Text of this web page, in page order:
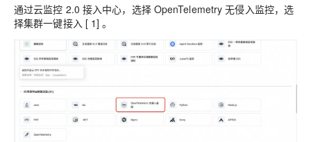
通过云监控 2.0 接入中心，选择 OpenTelemetry 无侵入监控，选
择集群一键接入 [ 1] 。